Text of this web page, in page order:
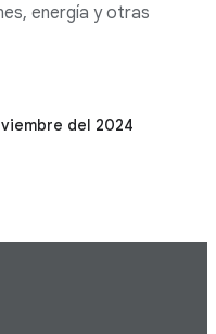
energía y otras
del 2024